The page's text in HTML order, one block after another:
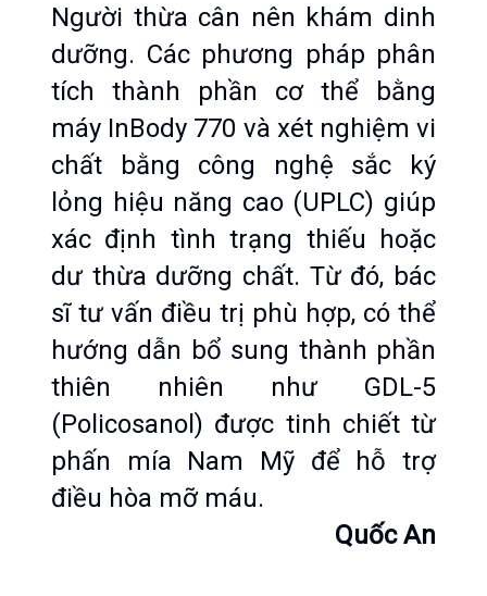
Người thừa cân nên khám dinh
dưỡng. Các phương pháp phân
tích thành phần cơ thể bằng
máy InBody 770 và xét nghiệm vi
chất bằng công nghệ sắc ký
lỏng hiệu năng cao (UPLC) giúp
xác định tình trạng thiếu hoặc
dư thừa dưỡng chất. Từ đó, bác
sĩ tư vấn điều trị phù hợp, có thể
hướng dẫn bổ sung thành phần
thiên nhiên như GDL-5
(Policosanol) được tinh chiết từ
phấn mía Nam Mỹ để hỗ trợ
điều hòa mỡ máu.
Quốc An